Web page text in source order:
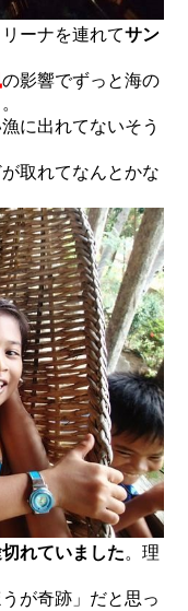
ーナを連れてサン
の影響でずっと海の
に出れてないそう
取れてなんとかな
れていました。理
が奇跡」だと思っ